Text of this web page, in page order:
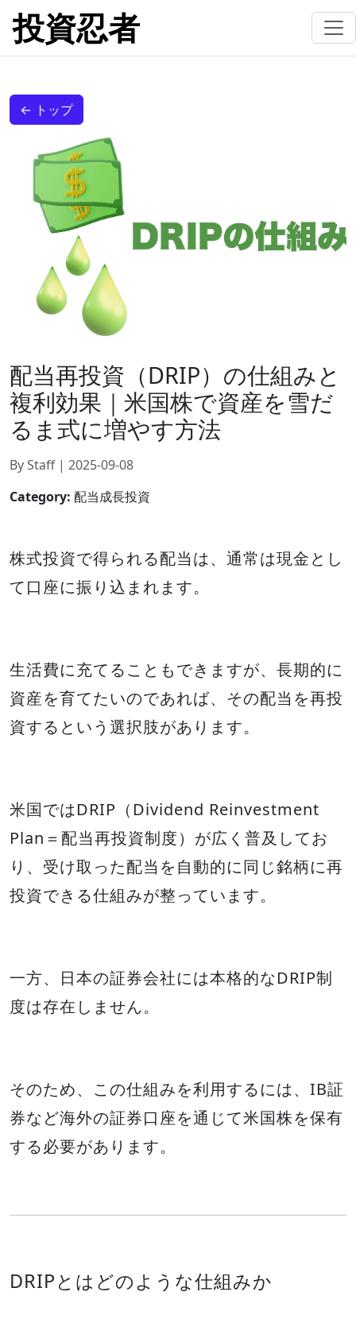
投資忍者
← トップ
配当再投資（DRIP）の仕組みと
複利効果｜米国株で資産を雪だ
るま式に増やす方法
By Staff | 2025-09-08
Category: 配当成長投資
株式投資で得られる配当は、通常は現金とし
て口座に振り込まれます。
生活費に充てることもできますが、長期的に
資産を育てたいのであれば、その配当を再投
資するという選択肢があります。
米国ではDRIP（Dividend Reinvestment
Plan＝配当再投資制度）が広く普及してお
り、受け取った配当を自動的に同じ銘柄に再
投資できる仕組みが整っています。
一方、日本の証券会社には本格的なDRIP制
度は存在しません。
そのため、この仕組みを利用するには、IB証
券など海外の証券口座を通じて米国株を保有
する必要があります。
DRIPとはどのような仕組みか